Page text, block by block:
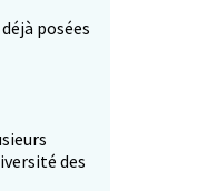
posées
des